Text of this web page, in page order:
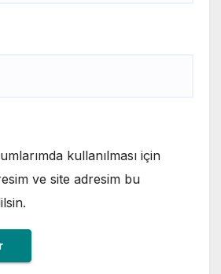
kullanılması için
ve site adresim bu